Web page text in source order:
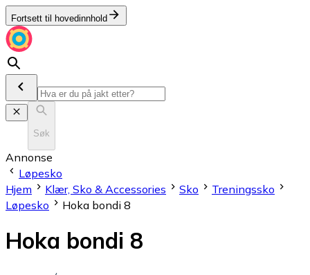
Fortsett til hovedinnhold
Søk
Annonse
Løpesko
Hjem
Klær, Sko & Accessories Sko
Treningssko
Løpesko
Hoka bondi 8
Hoka bondi 8